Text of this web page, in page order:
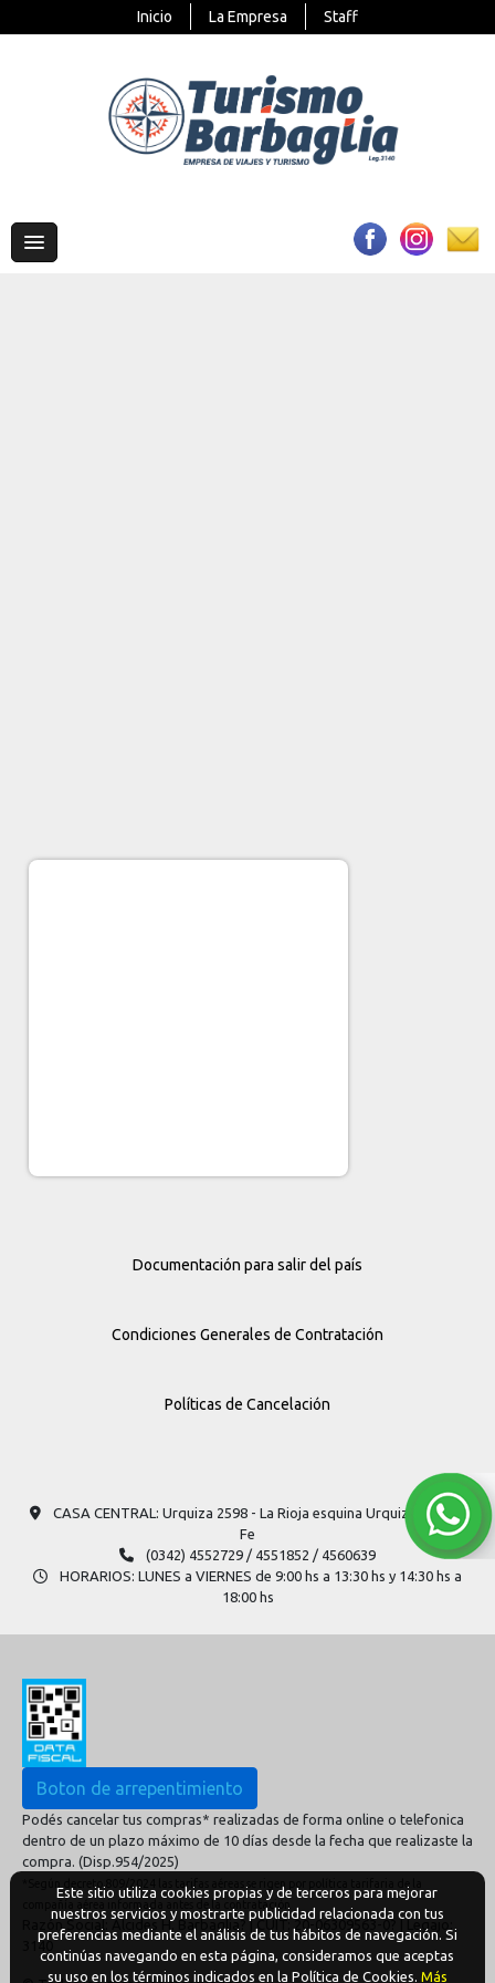
Inicio La Empresa Staff
Documentación para salir del país
Condiciones Generales de Contratación
Políticas de Cancelación
CASA CENTRAL: Urquiza 2598​ - La Rioja esquina Urquiza - Santa
Fe
(0342) 4552729 / 4551852 / 4560639
HORARIOS: LUNES a VIERNES de 9:00 hs a 13:30 hs y 14:30 hs a
18:00 hs
Boton de arrepentimiento
Podés cancelar tus compras* realizadas de forma online o telefonica
dentro de un plazo máximo de 10 días desde la fecha que realizaste la
compra. (Disp.954/2025)
*Según decreto 809/2024 las tarifas aéreas se rigen por política tarifaria de la
compañía aérea informada antes de la contratación
Razón Social: Alcides H. Barbaglia? | CUIT: 20-06309563-0? | Legajo:
3140
Este sitio utiliza cookies propias y de terceros para mejorar
nuestros servicios y mostrarte publicidad relacionada con tus
preferencias mediante el análisis de tus hábitos de navegación. Si
continúas navegando en esta página, consideramos que aceptas
su uso en los términos indicados en la Política de Cookies. Más